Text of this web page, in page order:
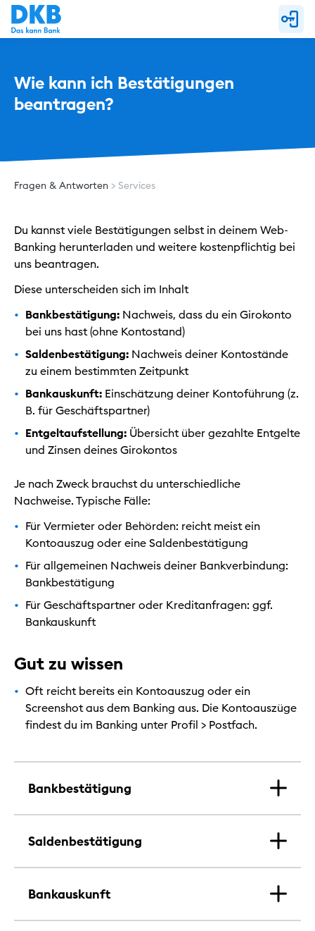
Wie kann ich Bestätigungen
beantragen?
Fragen & Antworten Services
Du kannst viele Bestätigungen selbst in deinem Web-
Banking herunterladen und weitere kostenpflichtig bei
uns beantragen.
Diese unterscheiden sich im Inhalt
Bankbestätigung: Nachweis, dass du ein Girokonto
bei uns hast (ohne Kontostand)
Saldenbestätigung: Nachweis deiner Kontostände
zu einem bestimmten Zeitpunkt
Bankauskunft: Einschätzung deiner Kontoführung (z.
B. für Geschäftspartner)
Entgeltaufstellung: Übersicht über gezahlte Entgelte
und Zinsen deines Girokontos
Je nach Zweck brauchst du unterschiedliche
Nachweise. Typische Fälle:
Für Vermieter oder Behörden: reicht meist ein
Kontoauszug oder eine Saldenbestätigung
Für allgemeinen Nachweis deiner Bankverbindung:
Bankbestätigung
Für Geschäftspartner oder Kreditanfragen: ggf.
Bankauskunft
Gut zu wissen
Oft reicht bereits ein Kontoauszug oder ein
Screenshot aus dem Banking aus. Die Kontoauszüge
findest du im Banking unter Profil > Postfach.
Bankbestätigung
Saldenbestätigung
Bankauskunft